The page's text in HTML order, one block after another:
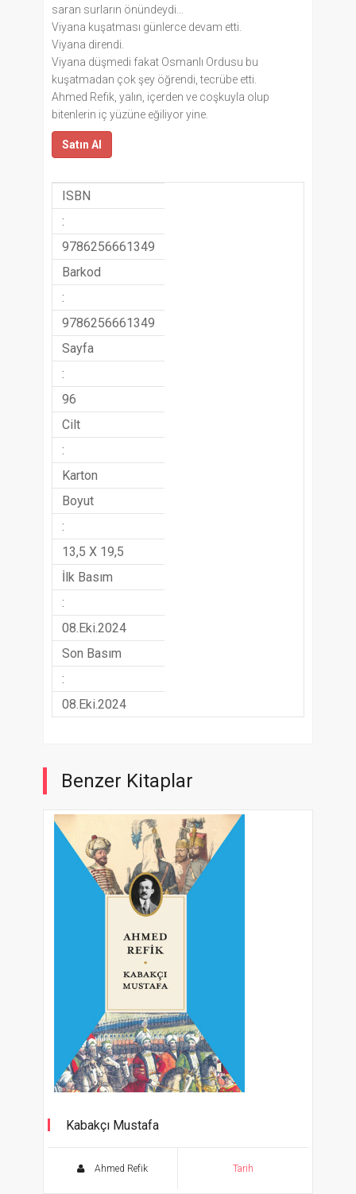
saran surların önündeydi…
Viyana kuşatması günlerce devam etti.
Viyana direndi.
Viyana düşmedi fakat Osmanlı Ordusu bu
kuşatmadan çok şey öğrendi, tecrübe etti.
Ahmed Refik, yalın, içerden ve coşkuyla olup
bitenlerin iç yüzüne eğiliyor yine.
Satın Al
ISBN
:
9786256661349
Barkod
:
9786256661349
Sayfa
:
96
Cilt
:
Karton
Boyut
:
13,5 X 19,5
İlk Basım
:
08.Eki.2024
Son Basım
:
08.Eki.2024
Benzer Kitaplar
Kabakçı Mustafa
Ahmed Refik Tarih